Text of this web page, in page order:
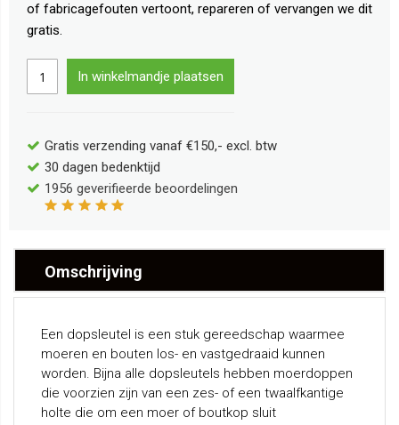
of fabricagefouten vertoont, repareren of vervangen we dit
gratis.
In winkelmandje plaatsen
Gratis verzending vanaf €150,- excl. btw
30 dagen bedenktijd
1956 geverifieerde beoordelingen
Omschrijving
Een dopsleutel is een stuk gereedschap waarmee
moeren en bouten los- en vastgedraaid kunnen
worden. Bijna alle dopsleutels hebben moerdoppen
die voorzien zijn van een zes- of een twaalfkantige
holte die om een moer of boutkop sluit